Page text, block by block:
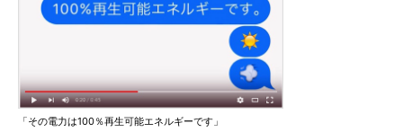
「その電力は100％再生可能エネルギーです」